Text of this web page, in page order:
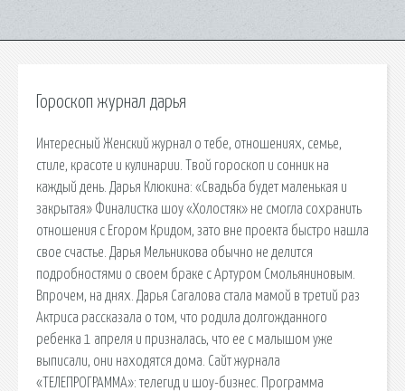
Гороскоп журнал дарья
Интересный Женский журнал о тебе, отношениях, семье,
стиле, красоте и кулинарии. Твой гороскоп и сонник на
каждый день. Дарья Клюкина: «Свадьба будет маленькая и
закрытая» Финалистка шоу «Холостяк» не смогла сохранить
отношения с Егором Кридом, зато вне проекта быстро нашла
свое счастье. Дарья Мельникова обычно не делится
подробностями о своем браке с Артуром Смольяниновым.
Впрочем, на днях. Дарья Сагалова стала мамой в третий раз
Актриса рассказала о том, что родила долгожданного
ребенка 1 апреля и призналась, что ее с малышом уже
выписали, они находятся дома. Сайт журнала
«ТЕЛЕПРОГРАММА»: телегид и шоу-бизнес. Программа